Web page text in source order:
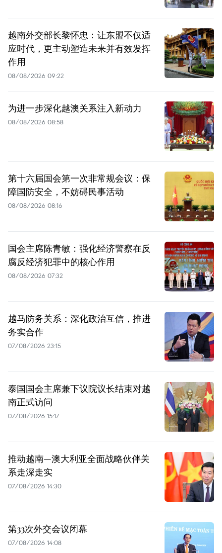
越南外交部长黎怀忠：让东盟不仅适
应时代，更主动塑造未来并有效发挥
作用
08/08/2026 09:22
为进一步深化越澳关系注入新动力
08/08/2026 08:58
第十六届国会第一次非常规会议：保
障国防安全，不妨碍民事活动
08/08/2026 08:16
国会主席陈青敏：强化经济警察在反
腐反经济犯罪中的核心作用
08/08/2026 07:32
越马防务关系：深化政治互信，推进
务实合作
07/08/2026 23:15
泰国国会主席兼下议院议长结束对越
南正式访问
07/08/2026 15:17
推动越南—澳大利亚全面战略伙伴关
系走深走实
07/08/2026 14:30
第33次外交会议闭幕
07/08/2026 14:08